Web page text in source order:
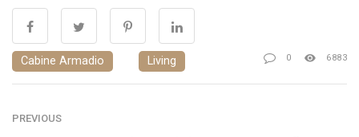
Cabine Armadio Living 0 6883
PREVIOUS